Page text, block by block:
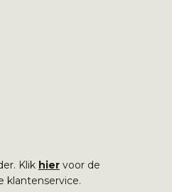
Klik hier voor de
klantenservice.